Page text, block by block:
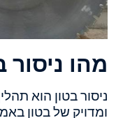
מהו ניסור
ניסור בטון הוא
ומדויק של בטון